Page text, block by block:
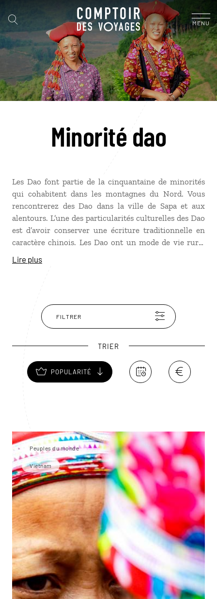
MENU
Minorité dao
Les Dao font partie de la cinquantaine de minorités
qui cohabitent dans les montagnes du Nord. Vous
rencontrerez des Dao dans la ville de Sapa et aux
alentours. L’une des particularités culturelles des Dao
est d’avoir conserver une écriture traditionnelle en
caractère chinois. Les Dao ont un mode de vie rural
qui n’a pas évolué depuis des siècles, basé sur la
riziculture et le tissage. On reconnaît les Dao aux
Lire plus
FILTRER
TRIER
POPULARITÉ
Peuples du monde
Vietnam